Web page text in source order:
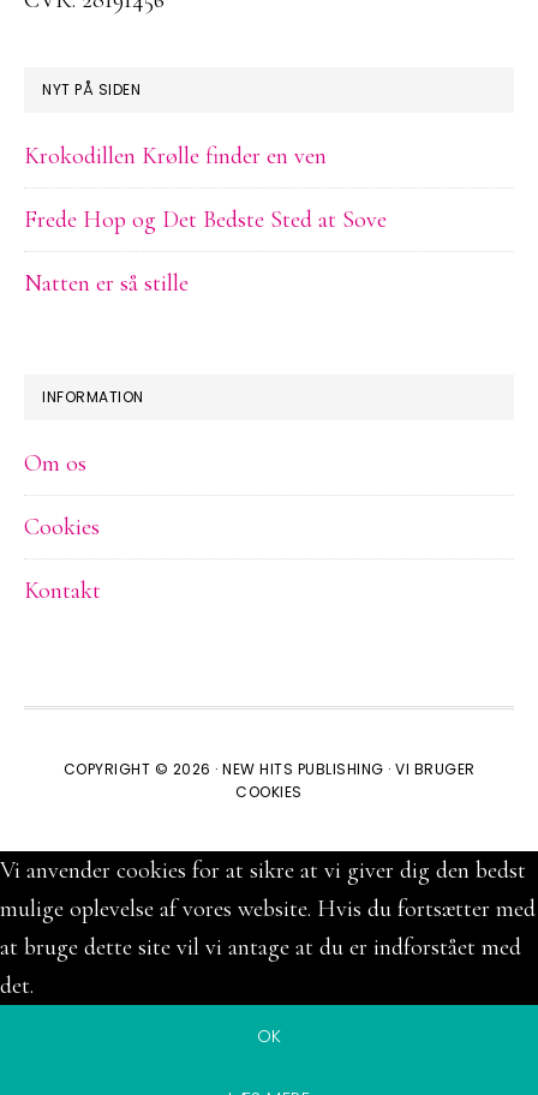
NYT PÅ SIDEN
Krokodillen Krølle finder en ven
Frede Hop og Det Bedste Sted at Sove
Natten er så stille
INFORMATION
Om os
Cookies
Kontakt
COPYRIGHT © 2026 · NEW HITS PUBLISHING · VI BRUGER
COOKIES
Vi anvender cookies for at sikre at vi giver dig den bedst
mulige oplevelse af vores website. Hvis du fortsætter med
at bruge dette site vil vi antage at du er indforstået med
det.
OK